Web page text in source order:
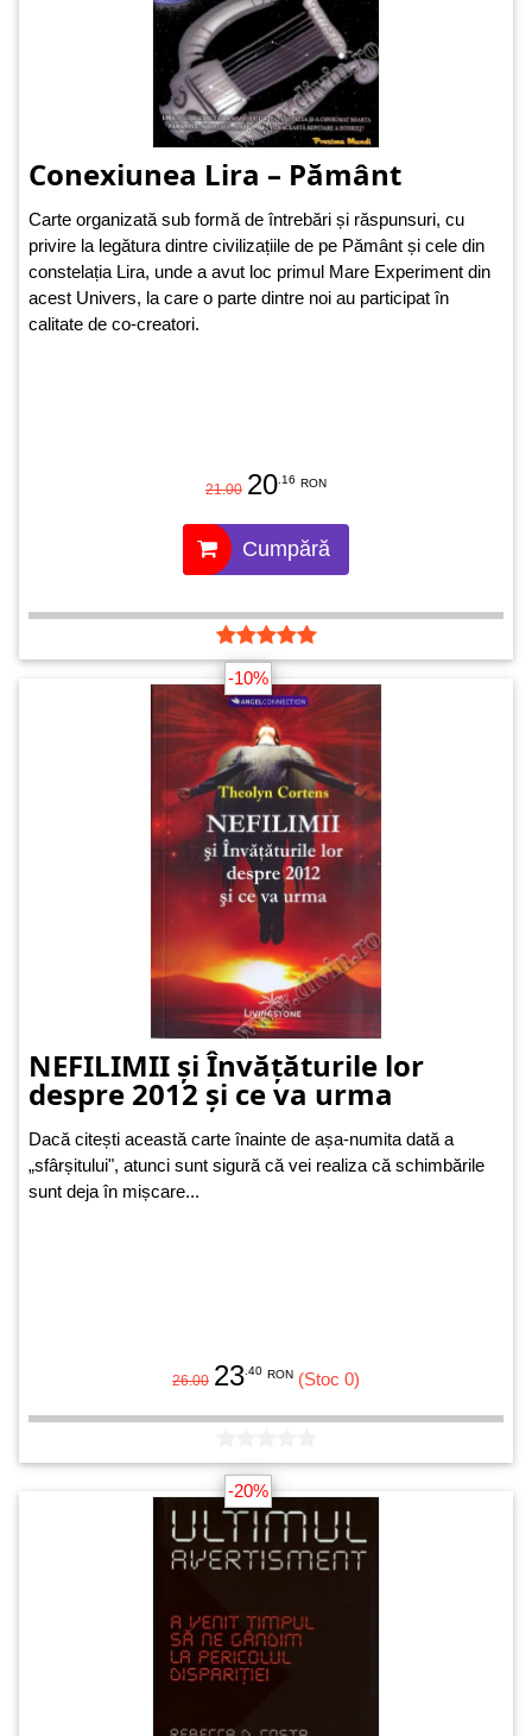
Conexiunea Lira – Pământ
Carte organizată sub formă de întrebări și răspunsuri, cu
privire la legătura dintre civilizațiile de pe Pământ și cele din
constelația Lira, unde a avut loc primul Mare Experiment din
acest Univers, la care o parte dintre noi au participat în
calitate de co-creatori.
21.00 20 .16 RON
Cumpără
-10%
NEFILIMII și Învățăturile lor
despre 2012 și ce va urma
Dacă citești această carte înainte de așa-numita dată a
„sfârșitului", atunci sunt sigură că vei realiza că schimbările
sunt deja în mișcare...
26.00 23 .40 RON (Stoc 0)
-20%